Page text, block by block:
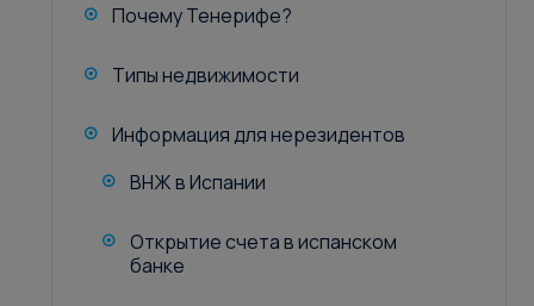
Почему Тенерифе?
Типы недвижимости
Информация для нерезидентов
ВНЖ в Испании
Открытие счета в испанском
банке